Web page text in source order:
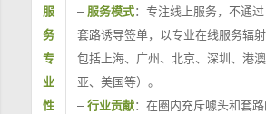
服
务
专
业
性
– 服务模式：专注线上服务，不通
套路诱导签单，以专业在线服务辐
包括上海、广州、北京、深圳、港
亚、美国等）。
–行业贡献：在圈内充斥噱头和套